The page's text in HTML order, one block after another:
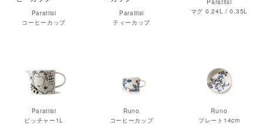
Paratiisi
コーヒーカップ
Paratiisi
ティーカップ
Paratiisi
マグ 0.24L / 0.35L
Paratiisi
ピッチャー1L
Runo
コーヒーカップ
Runo
プレート14cm